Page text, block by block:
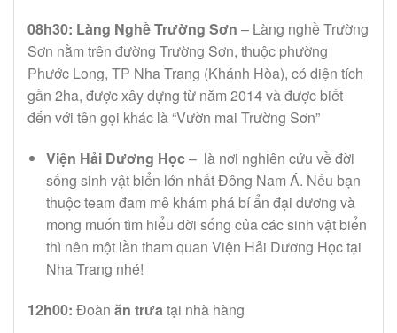
08h30: Làng Nghề Trường Sơn – Làng nghề Trường
Sơn nằm trên đường Trường Sơn, thuộc phường
Phước Long, TP Nha Trang (Khánh Hòa), có diện tích
gần 2ha, được xây dựng từ năm 2014 và được biết
đến với tên gọi khác là “Vườn mai Trường Sơn”
Viện Hải Dương Học – là nơi nghiên cứu về đời
sống sinh vật biển lớn nhất Đông Nam Á. Nếu bạn
thuộc team đam mê khám phá bí ẩn đại dương và
mong muốn tìm hiểu đời sống của các sinh vật biển
thì nên một lần tham quan Viện Hải Dương Học tại
Nha Trang nhé!
12h00: Đoàn ăn trưatại nhà hàng